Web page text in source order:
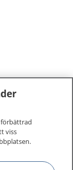
förbättrad
viss